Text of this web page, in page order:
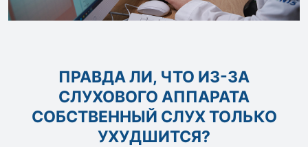
ПРАВДА ЛИ, ЧТО ИЗ-ЗА
СЛУХОВОГО АППАРАТА
СОБСТВЕННЫЙ СЛУХ ТОЛЬКО
УХУДШИТСЯ?